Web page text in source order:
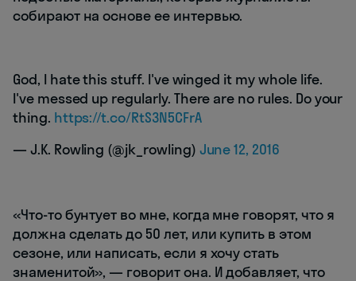
собирают на основе ее интервью.
God, I hate this stuff. I've winged it my whole life.
I've messed up regularly. There are no rules. Do your
thing. https://t.co/RtS3N5CFrA
— J.K. Rowling (@jk_rowling) June 12, 2016
«Что-то бунтует во мне, когда мне говорят, что я
должна сделать до 50 лет, или купить в этом
сезоне, или написать, если я хочу стать
знаменитой», — говорит она. И добавляет, что